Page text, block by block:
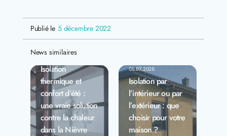
Publié le 5 décembre 2022
News similaires
27.07.2026
Isolation
thermique et
confort d’été :
une vraie solution
contre la chaleur
dans la Nièvre
08.07.2026
Isolation par
l’intérieur ou par
l’extérieur : que
choisir pour votre
maison ?